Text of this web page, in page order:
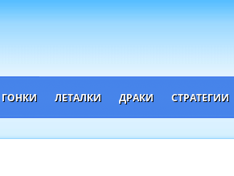
ГОНКИ ЛЕТАЛКИ ДРАКИ СТРАТЕГИИ